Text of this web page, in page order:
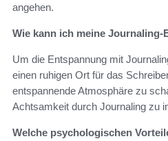
angehen.
Wie kann ich meine
Um die Entspannung mit
einen ruhigen Ort für das
entspannende Atmosphäre zu
Achtsamkeit durch Journaling zu
Welche psychologischen